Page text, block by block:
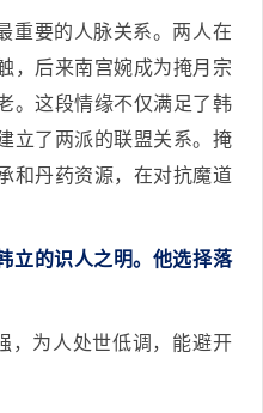
重要的人脉关系。两人在
，后来南宫婉成为掩月宗
。这段情缘不仅满足了韩
立了两派的联盟关系。掩
和丹药资源，在对抗魔道
立的识人之明。他选择落
，为人处世低调，能避开